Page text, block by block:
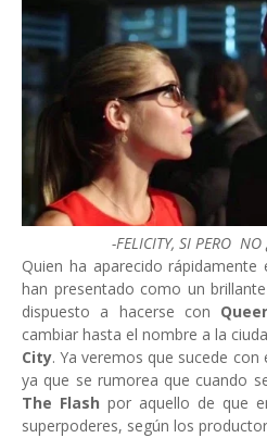
-FELICITY, SI PERO NO
Quien ha aparecido rápidamente
han presentado como un
dispuesto a hacerse con
cambiar hasta el nombre a la
City. Ya veremos que sucede
ya que se rumorea que cuando
The Flash por aquello de que
superpoderes, según los